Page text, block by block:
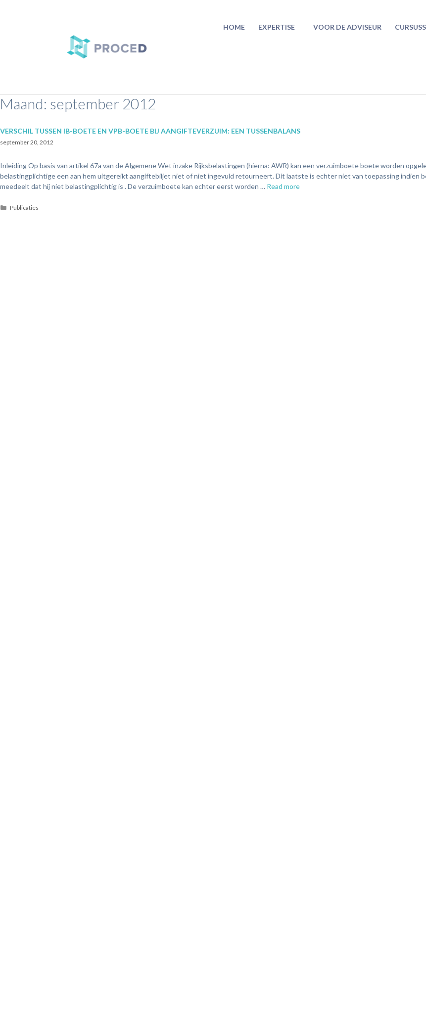
HOME EXPERTISE VOOR DE ADVISEUR
Maand: september 2012
VERSCHIL TUSSEN IB-BOETE EN VPB-BOETE BIJ AANGIFTEVERZUIM: EEN TUSSENBALANS
september 20, 2012
Inleiding Op basis van artikel 67a van de Algemene Wet inzake Rijksbelastingen (hierna: AWR) kan een verzuimboete boete worden
belastingplichtige een aan hem uitgereikt aangiftebiljet niet of niet ingevuld retourneert. Dit laatste is echter niet van toepassing indien
meedeelt dat hij niet belastingplichtig is . De verzuimboete kan echter eerst worden … Read more
Publicaties